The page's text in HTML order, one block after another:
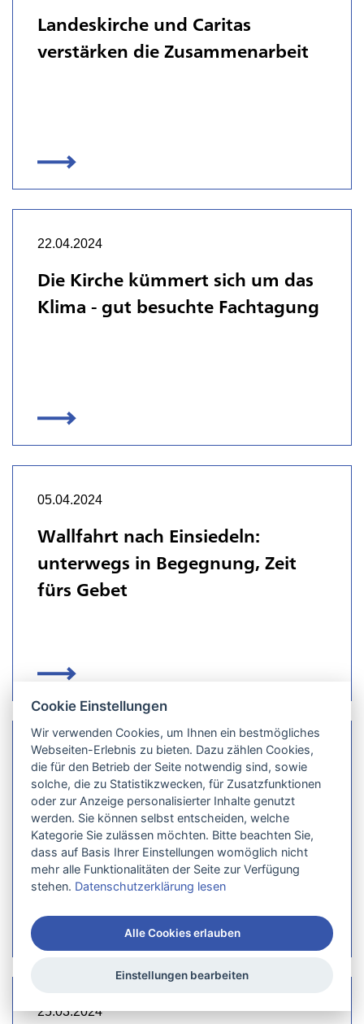
Landeskirche und Caritas
verstärken die Zusammenarbeit
22.04.2024
Die Kirche kümmert sich um das
Klima - gut besuchte Fachtagung
05.04.2024
Wallfahrt nach Einsiedeln:
unterwegs in Begegnung, Zeit
fürs Gebet
02.04.2024
Fusswallfahrt: Die Idee lebt auch
ohne einen Verein
25.03.2024
Cookie Einstellungen
Wir verwenden Cookies, um Ihnen ein bestmögliches
Webseiten-Erlebnis zu bieten. Dazu zählen Cookies,
die für den Betrieb der Seite notwendig sind, sowie
solche, die zu Statistikzwecken, für Zusatzfunktionen
oder zur Anzeige personalisierter Inhalte genutzt
werden. Sie können selbst entscheiden, welche
Kategorie Sie zulässen möchten. Bitte beachten Sie,
dass auf Basis Ihrer Einstellungen womöglich nicht
mehr alle Funktionalitäten der Seite zur Verfügung
stehen. Datenschutzerklärung lesen
Alle Cookies erlauben
Einstellungen bearbeiten